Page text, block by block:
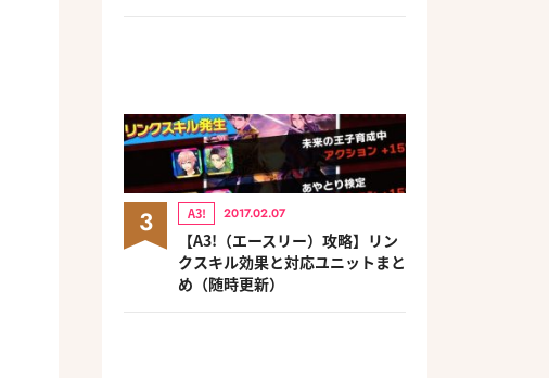
3 A3! 2017.02.07
【A3!（エースリー）攻略】リン
クスキル効果と対応ユニットまと
め（随時更新）